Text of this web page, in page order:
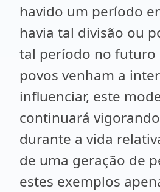
havido um período
havia tal divisão ou
tal período no futuro
povos venham a
influenciar, este
continuará
durante a vida
de uma geração de
estes exemplos